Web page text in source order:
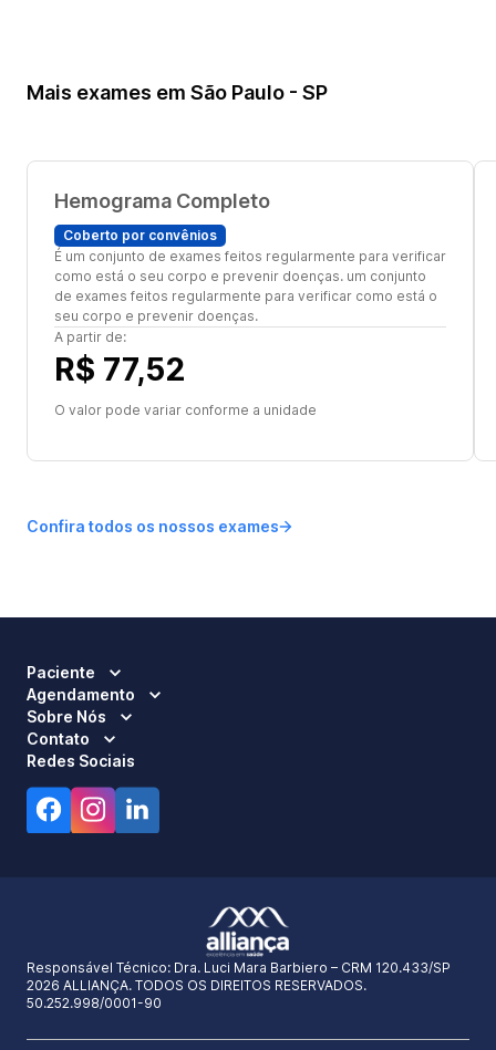
Mais exames em São Paulo - SP
Hemograma Completo
Coberto por convênios
É um conjunto de exames feitos regularmente para verificar
como está o seu corpo e prevenir doenças. um conjunto
de exames feitos regularmente para verificar como está o
seu corpo e prevenir doenças.
A partir de:
R$ 77,52
O valor pode variar conforme a unidade
Confira todos os nossos exames
Paciente
Agendamento
Sobre Nós
Contato
Redes Sociais
Responsável Técnico: Dra. Luci Mara Barbiero – CRM 120.433/SP
2026 ALLIANÇA. TODOS OS DIREITOS RESERVADOS.
50.252.998/0001-90